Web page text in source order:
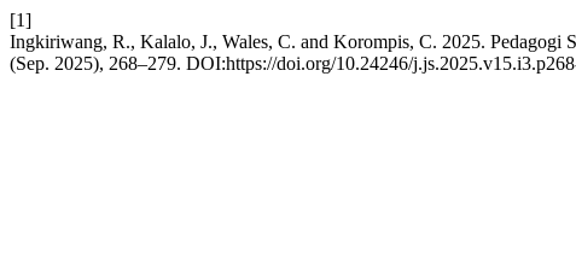
[1]
Ingkiriwang, R., Kalalo, J., Wales, C. and Korompis, C. 2025. Pedagogi
(Sep. 2025), 268–279. DOI:https://doi.org/10.24246/